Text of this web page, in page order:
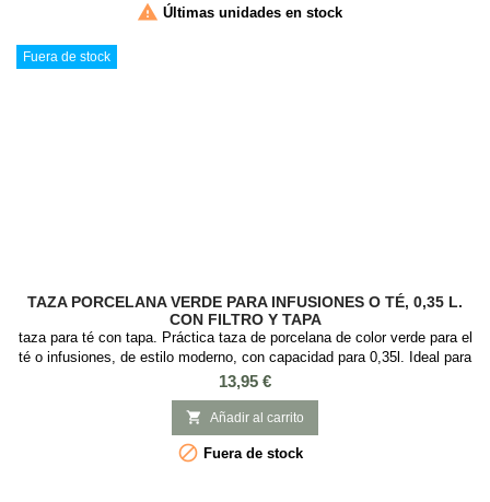
 Últimas unidades en stock
Fuera de stock
TAZA PORCELANA VERDE PARA INFUSIONES O TÉ, 0,35 L.
CON FILTRO Y TAPA
taza para té con tapa. Práctica taza de porcelana de color verde para el
té o infusiones, de estilo moderno, con capacidad para 0,35l. Ideal para
preparar té e infusiones ya que incorpora tapa y filtro de acero
inoxidable. Esta podría ser tu taza favorita para tomar el té a diario, ya
que es muy práctica y elegante, con el infusor de aluminio que es
fácil...
Precio
13,95 €
 Añadir al carrito
 Fuera de stock